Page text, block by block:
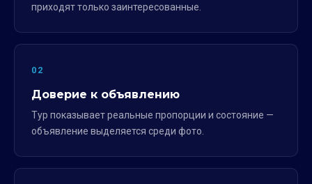
приходят только заинтересованные.
02
Доверие к объявлению
Тур показывает реальные пропорции и состояние —
объявление выделяется среди фото.